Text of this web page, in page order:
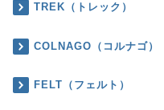
TREK（トレック）
COLNAGO（コルナゴ）
FELT（フェルト）